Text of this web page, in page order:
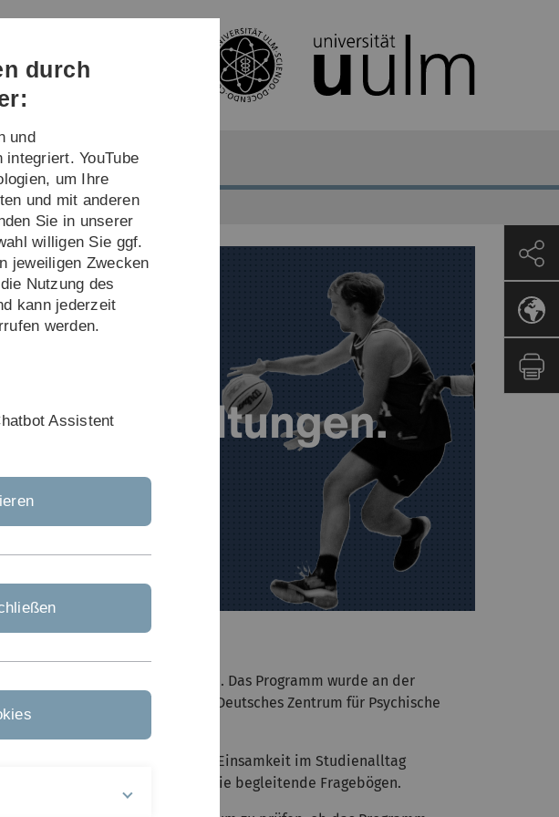
Gesundheit von Studierenden. Das Programm wurde an der
eines Forschungsprojekts des
Deutsches Zentrum für Psychische
stärken und Einsamkeit im Studienalltag
des Online-Trainings sowie begleitende Fragebögen.
durch
und
YouTube
um Ihre
und mit anderen
Sie in unserer
willigen Sie ggf.
jeweiligen Zwecken
Nutzung des
kann jederzeit
werden.
Assistent